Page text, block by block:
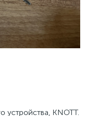
устройства, KNOTT.